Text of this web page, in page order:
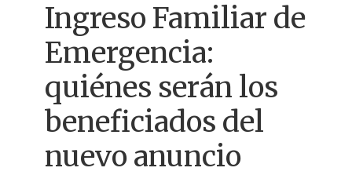
Ingreso Familiar de
Emergencia:
quiénes serán los
beneficiados del
nuevo anuncio